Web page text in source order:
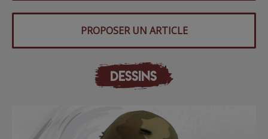
PROPOSER UN ARTICLE
DESSINS